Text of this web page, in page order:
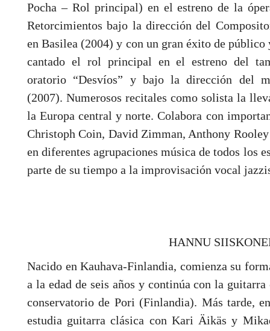
Pocha – Rol principal) en el estreno de la
Retorcimientos bajo la dirección del
en Basilea (2004) y con un gran éxito de
cantado el rol principal en el estreno del
oratorio “Desvíos” y bajo la dirección del
(2007). Numerosos recitales como solista la
la Europa central y norte. Colabora con
Christoph Coin, David Zimman, Anthony
en diferentes agrupaciones música de todos los
parte de su tiempo a la improvisación vocal
HANNU
Nacido en Kauhava-Finlandia, comienza su
a la edad de seis años y continúa con la
conservatorio de Pori (Finlandia). Más tarde,
estudia guitarra clásica con Kari Äikäs y